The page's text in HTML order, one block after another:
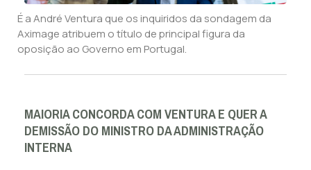
É a André Ventura que os inquiridos da sondagem da
Aximage atribuem o título de principal figura da
oposição ao Governo em Portugal.
MAIORIA CONCORDA COM VENTURA E QUER A
DEMISSÃO DO MINISTRO DA ADMINISTRAÇÃO
INTERNA